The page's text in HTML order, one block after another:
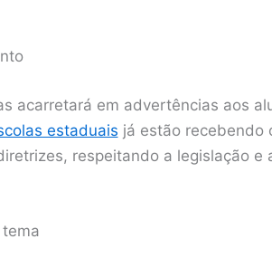
acarretará em advertências aos
estaduais já estão recebendo
respeitando a legislação e